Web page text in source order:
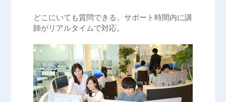
どこにいても質問できる。サポート時間内に講
師がリアルタイムで対応。